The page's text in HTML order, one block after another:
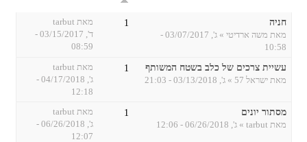
חניה
מאת משה ארדיטי
» ג', 03/07/2017 -
10:58
1 מאת tarbut
ד', 03/15/2017 -
08:59
עשיית צרכים של כלב בשטח המשותף
מאתישראל 57 » ג', 03/13/2018 - 21:03
1 מאת tarbut
ג', 04/17/2018 -
12:18
מסתור יונים
מאת tarbut » ג', 06/26/2018 - 12:06
1 מאת tarbut
ג', 06/26/2018 -
12:07